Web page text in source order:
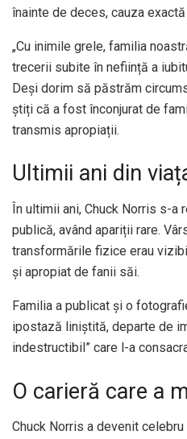
înainte de deces, cauza
„Cu inimile grele, familia
trecerii subite în neființă a
Deși dorim să păstrăm
știți că a fost înconjurat de
transmis apropiații.
Ultimii ani din
În ultimii ani, Chuck Norris s-a
publică, având apariții rare.
transformările fizice erau
și apropiat de fanii săi.
Familia a publicat și o
ipostază liniștită, departe de
indestructibil” care l-a
O carieră care a
Chuck Norris a devenit